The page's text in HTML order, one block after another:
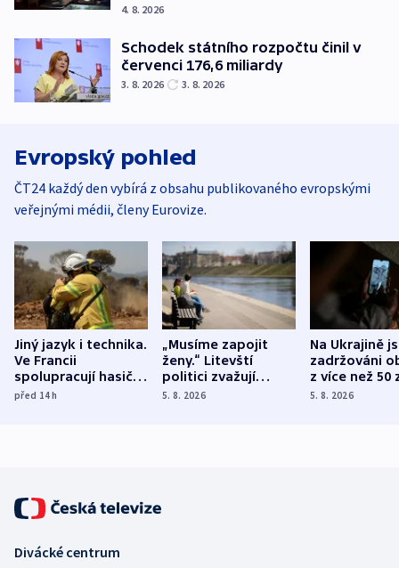
4. 8. 2026
Schodek státního rozpočtu činil v
červenci 176,6 miliardy
3. 8. 2026 3. 8. 2026
Evropský pohled
ČT24 každý den vybírá z obsahu publikovaného evropskými
veřejnými médii, členy Eurovize.
Jiný jazyk i technika.
Ve Francii
spolupracují hasiči z
různých zemí
před 14h
„Musíme zapojit
ženy.“ Litevští
politici zvažují
dohodu o
5. 8. 2026
Na Ukrajině
zadržováni
z více než 50
Bojovali na
5. 8. 2026
Divácké centrum